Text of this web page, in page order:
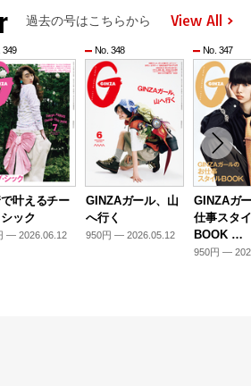
過去の号はこちらから View All
349
叶えるチー
ック
— 2026.06.12
No. 348
GINZAガール、山
へ行く
950円 — 2026.05.12
No. 347
GINZAガ
仕事スタ
BOOK …
950円 —